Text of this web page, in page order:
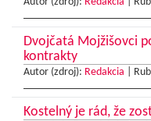
Autor (zdroj): Redakcia
Dvojčatá Mojžišovci
kontrakty
Autor (zdroj): Redakcia
Kostelný je rád, že